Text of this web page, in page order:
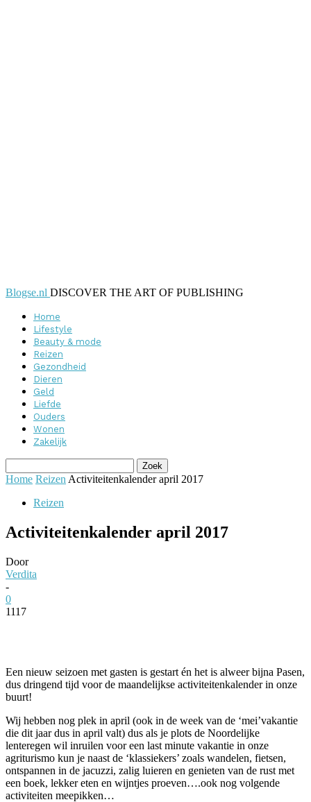
Blogse.nl DISCOVER THE ART OF PUBLISHING
Home
Lifestyle
Beauty & mode
Reizen
Gezondheid
Dieren
Geld
Liefde
Ouders
Wonen
Zakelijk
Home Reizen Activiteitenkalender april 2017
Reizen
Activiteitenkalender april 2017
Door
Verdita
-
0
1117
Een nieuw seizoen met gasten is gestart én het is alweer bijna Pasen,
dus dringend tijd voor de maandelijkse activiteitenkalender in onze
buurt!
Wij hebben nog plek in april (ook in de week van de ‘mei’vakantie
die dit jaar dus in april valt) dus als je plots de Noordelijke
lenteregen wil inruilen voor een last minute vakantie in onze
agriturismo kun je naast de ‘klassiekers’ zoals wandelen, fietsen,
ontspannen in de jacuzzi, zalig luieren en genieten van de rust met
een boek, lekker eten en wijntjes proeven….ook nog volgende
activiteiten meepikken…